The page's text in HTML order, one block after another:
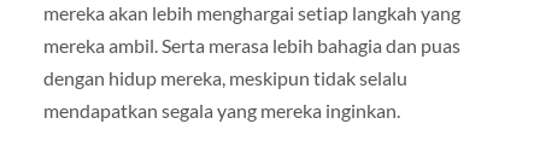
mereka akan lebih menghargai setiap langkah yang
mereka ambil. Serta merasa lebih bahagia dan puas
dengan hidup mereka, meskipun tidak selalu
mendapatkan segala yang mereka inginkan.